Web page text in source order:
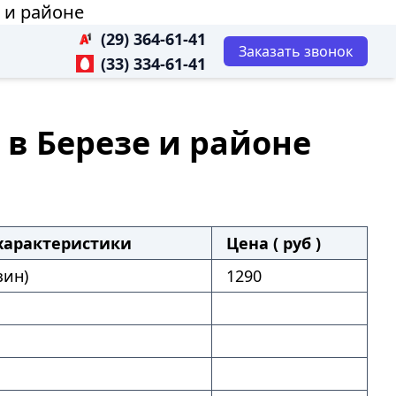
и районе
(29) 364-61-41
(33) 334-61-41
Заказать звонок
Березе и районе
Цена ( руб )
1290